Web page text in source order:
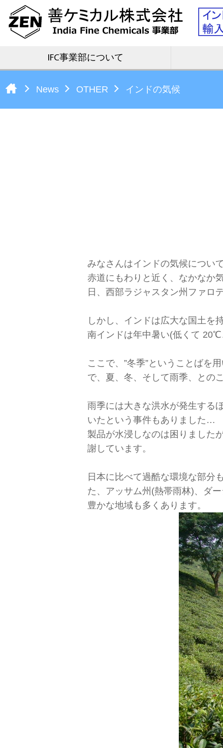
IFC事業部について
News OTHER インドの気候
みなさんはインドの気候につい
赤道にもわりと近く、なかなか
日、西部ラジャスタン州ファロ
しかし、インドは広大な国土を
南インドは年中暑い(低くて
ここで、”冬季”ということばを
で、夏、冬、そして雨季、との
雨季には大きな洪水が発生する
いたという事件もありました…
製品が水浸しなのは困りました
謝しています。
日本に比べて過酷な環境な部分
た、アッサム州(熱帯雨林)、ダ
豊かな地域も多くあります。